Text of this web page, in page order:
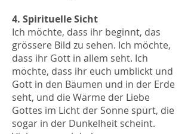
4. Spirituelle Sicht
Ich möchte, dass ihr beginnt, das
grössere Bild zu sehen. Ich möchte,
dass ihr Gott in allem seht. Ich
möchte, dass ihr euch umblickt und
Gott in den Bäumen und in der Erde
seht, und die Wärme der Liebe
Gottes im Licht der Sonne spürt, die
sogar in der Dunkelheit scheint.